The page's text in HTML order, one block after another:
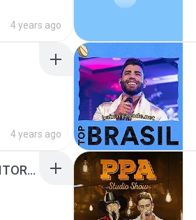
4 years ago
4 years ago
644a1492_JOÃO_GOMES_FEAT._VITOR_FERNANDES__SE_FOR_AMOR.m4a (3).mp3